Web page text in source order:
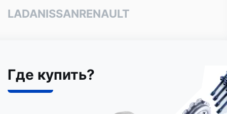
LADANISSANRENAULT
Где купить?